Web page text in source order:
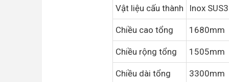
Vật liệu cấu thành Inox
Chiều cao tổng 1680mm
Chiều rộng tổng 1505mm
Chiều dài tổng 3300mm